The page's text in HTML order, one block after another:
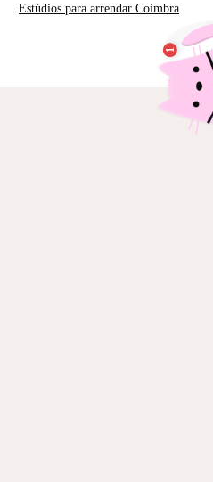
Estúdios para arrendar Coimbra